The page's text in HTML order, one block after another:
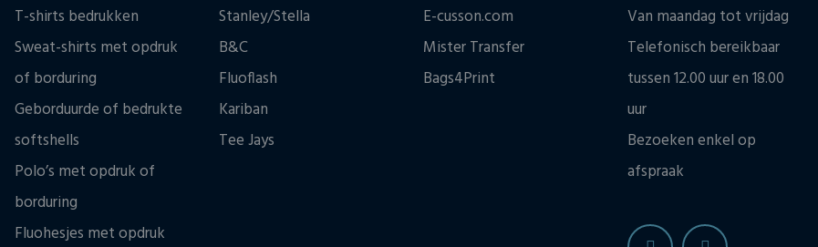
T-shirts bedrukken
Sweat-shirts met opdruk
of borduring
Geborduurde of bedrukte
softshells
Polo’s met opdruk of
borduring
Fluohesjes met opdruk
Stanley/Stella
B&C
Fluoflash
Kariban
Tee Jays
E-cusson.com
Mister Transfer
Bags4Print
Van maandag tot vrijdag
Telefonisch bereikbaar
tussen 12.00 uur en 18.00
uur
Bezoeken enkel op
afspraak